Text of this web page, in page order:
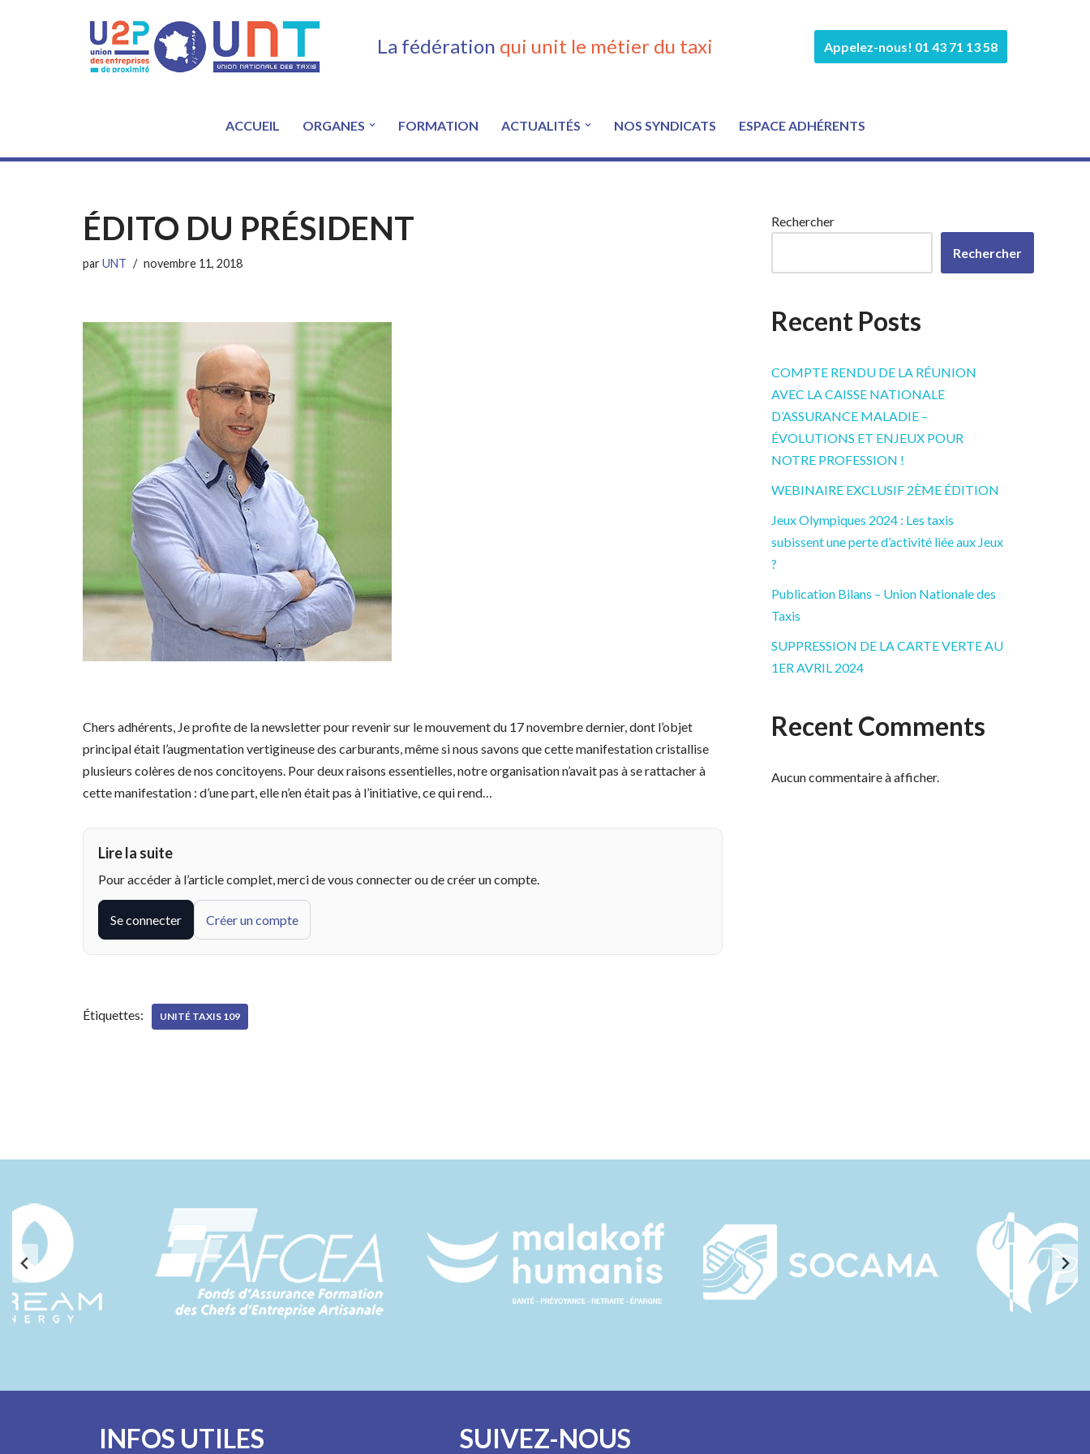
La fédération qui unit le métier du taxi Appelez-nous! 01 43 71 13 58
ACCUEIL ORGANES FORMATION ACTUALITÉS NOS SYNDICATS ESPACE ADHÉRENTS
ÉDITO DU PRÉSIDENT
parUNT novembre 11, 2018
Chers adhérents, Je profite de la newsletter pour revenir sur le mouvement du 17 novembre dernier, dont l’objet
principal était l’augmentation vertigineuse des carburants, même si nous savons que cette manifestation cristallise
plusieurs colères de nos concitoyens. Pour deux raisons essentielles, notre organisation n’avait pas à se rattacher à
cette manifestation : d’une part, elle n’en était pas à l’initiative, ce qui rend…
Lire la suite
Pour accéder à l’article complet, merci de vous connecter ou de créer un compte.
Se connecter Créer un compte
Étiquettes: UNITÉ TAXIS 109
Rechercher
Rechercher
Recent Posts
COMPTE RENDU DE LA RÉUNION
AVEC LA CAISSE NATIONALE
D’ASSURANCE MALADIE –
ÉVOLUTIONS ET ENJEUX POUR
NOTRE PROFESSION !
WEBINAIRE EXCLUSIF 2ÈME ÉDITION
Jeux Olympiques 2024 : Les taxis
subissent une perte d’activité liée aux Jeux
?
Publication Bilans – Union Nationale des
Taxis
SUPPRESSION DE LA CARTE VERTE AU
1ER AVRIL 2024
Recent Comments
Aucun commentaire à afficher.
INFOS UTILES SUIVEZ-NOUS